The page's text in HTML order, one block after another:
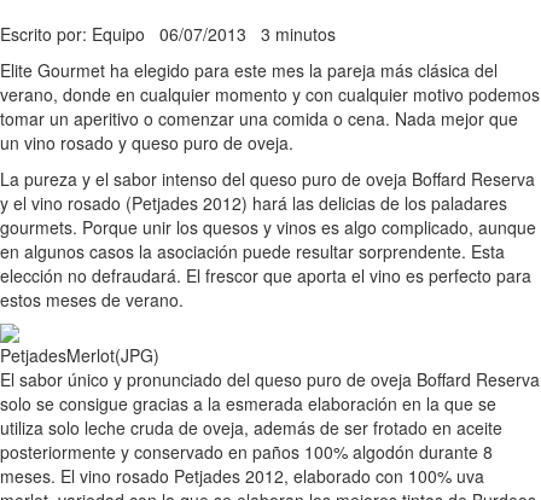
Escrito por: Equipo 06/07/2013 3 minutos
Elite Gourmet ha elegido para este mes la pareja más clásica del
verano, donde en cualquier momento y con cualquier motivo podemos
tomar un aperitivo o comenzar una comida o cena. Nada mejor que
un vino rosado y queso puro de oveja.
La pureza y el sabor intenso del queso puro de oveja Boffard Reserva
y el vino rosado (Petjades 2012) hará las delicias de los paladares
gourmets. Porque unir los quesos y vinos es algo complicado, aunque
en algunos casos la asociación puede resultar sorprendente. Esta
elección no defraudará. El frescor que aporta el vino es perfecto para
estos meses de verano.
El sabor único y pronunciado del queso puro de oveja Boffard Reserva
solo se consigue gracias a la esmerada elaboración en la que se
utiliza solo leche cruda de oveja, además de ser frotado en aceite
posteriormente y conservado en paños 100% algodón durante 8
meses. El vino rosado Petjades 2012, elaborado con 100% uva